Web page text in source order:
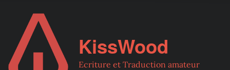
KissWood
Ecriture et Traduction amateur